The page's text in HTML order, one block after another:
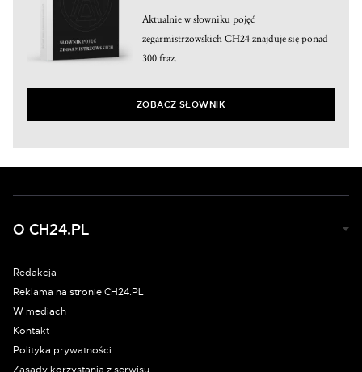
Aktualnie w słowniku pojęć
zegarmistrzowskich CH24 znajduje się ponad
300 fraz.
ZOBACZ SŁOWNIK
O CH24.PL
Redakcja
Reklama na stronie CH24.PL
W mediach
Kontakt
Polityka prywatności
Zasady korzystania z serwisu